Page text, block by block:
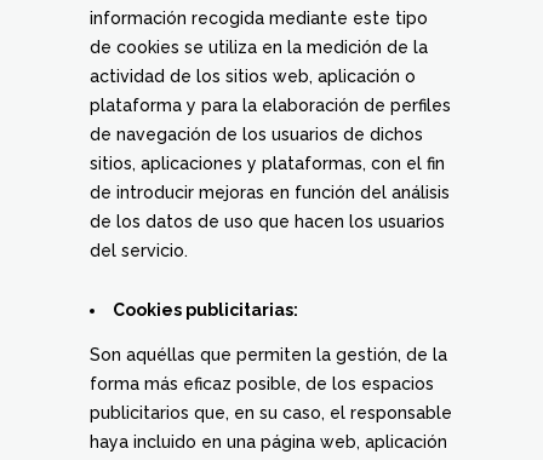
información recogida mediante este tipo
de cookies se utiliza en la medición de la
actividad de los sitios web, aplicación o
plataforma y para la elaboración de perfiles
de navegación de los usuarios de dichos
sitios, aplicaciones y plataformas, con el fin
de introducir mejoras en función del análisis
de los datos de uso que hacen los usuarios
del servicio.
Cookies publicitarias:
Son aquéllas que permiten la gestión, de la
forma más eficaz posible, de los espacios
publicitarios que, en su caso, el responsable
haya incluido en una página web, aplicación